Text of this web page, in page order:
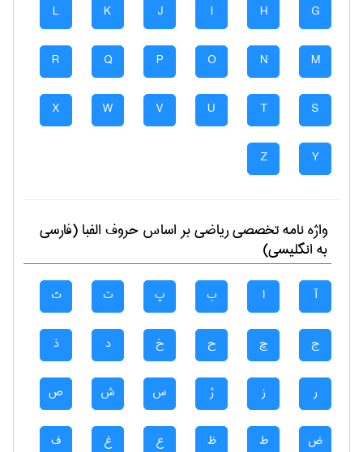
G
H
I
J
K
L
M
N
O
P
Q
R
S
T
U
V
W
X
Y
Z
واژه نامه تخصصیرياضیبر اساس حروف الفبا (فارسی
به انگلیسی)
آ ا ب پ ت ث
ج چ ح خ د ذ
ر ز ژ س ش ص
ض ط ظ ع غ ف